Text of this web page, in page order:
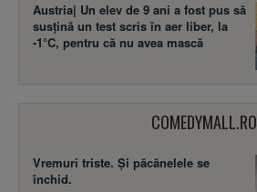
Austria| Un elev de 9 ani a fost pus să
susţină un test scris în aer liber, la
-1°C, pentru că nu avea mască
COMEDYMALL.RO
Vremuri triste. Şi păcănelele se
închid.